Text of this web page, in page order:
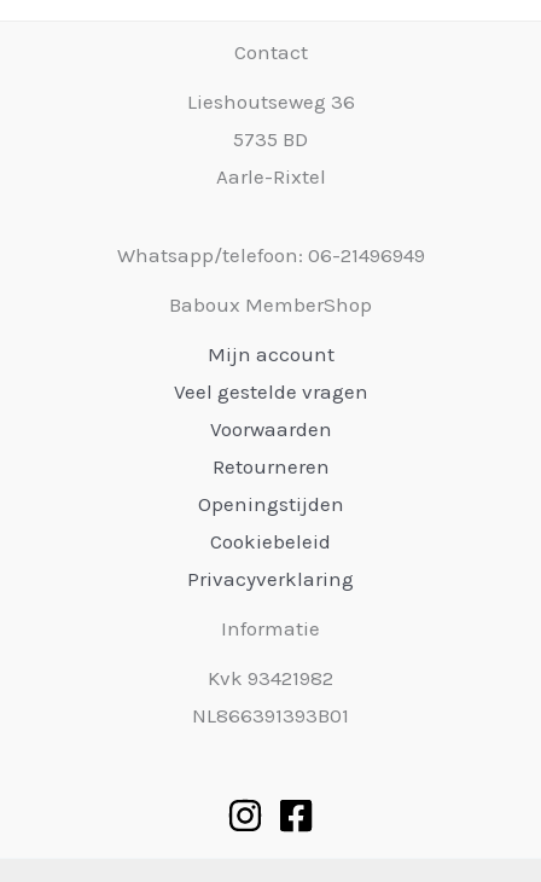
Contact
Lieshoutseweg 36
5735 BD
Aarle-Rixtel
Whatsapp/telefoon: 06-21496949
Baboux MemberShop
Mijn account
Veel gestelde vragen
Voorwaarden
Retourneren
Openingstijden
Cookiebeleid
Privacyverklaring
Informatie
Kvk 93421982
NL866391393B01